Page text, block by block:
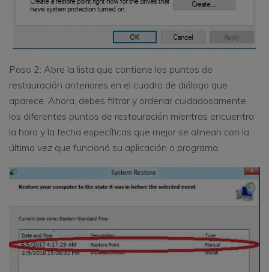
Paso 2: Abre la lista que contiene los puntos de
restauración anteriores en el cuadro de diálogo que
aparece. Ahora, debes filtrar y ordenar cuidadosamente
los diferentes puntos de restauración mientras encuentra
la hora y la fecha específicas que mejor se alinean con la
última vez que funcionó su aplicación o programa.